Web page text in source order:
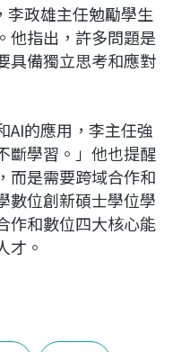
李政雄主任勉勵學生
他指出，許多問題是
具備獨立思考和應對
AI的應用，李主任強
斷學習。」他也提醒
而是需要跨域合作和
數位創新碩士學位學
作和數位四大核心能
才。